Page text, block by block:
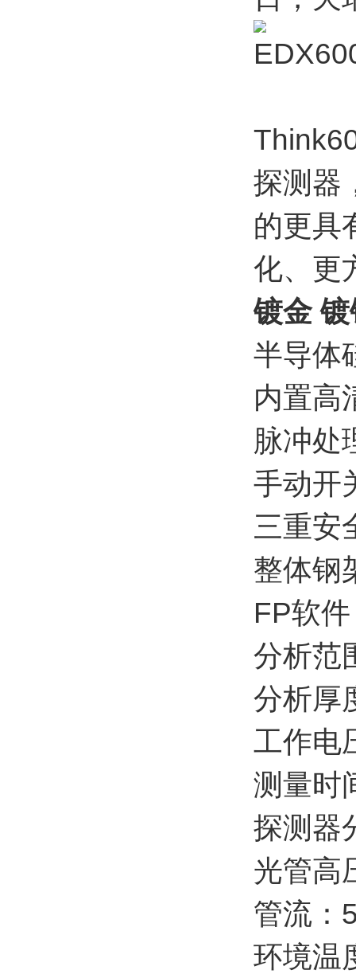
探测器
的更具
化、更
镀金
半导体
内置高
脉冲处
手动开
三重安
整体钢
FP软
分析范
分析厚
工作电
测量时
探测器
光管高
管流：
环境